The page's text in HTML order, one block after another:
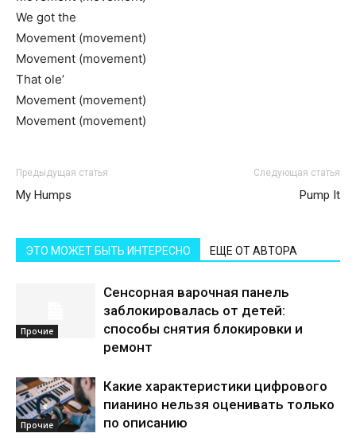
We got the
Movement (movement)
Movement (movement)
That ole’
Movement (movement)
Movement (movement)
Предыдущая статья
My Humps
Следующая статья
Pump It
ЭТО МОЖЕТ БЫТЬ ИНТЕРЕСНО ЕЩЕ ОТ АВТОРА
Прочие
Сенсорная варочная панель
заблокировалась от детей:
способы снятия блокировки и
ремонт
Прочие
Какие характеристики цифрового
пианино нельзя оценивать только
по описанию